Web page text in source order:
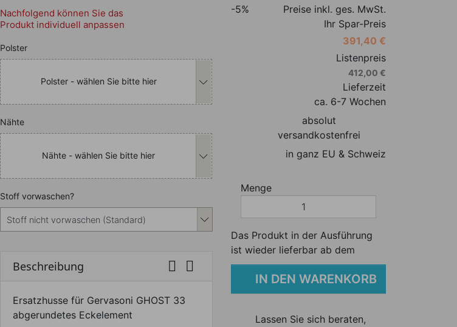
Nachfolgend können Sie das
Produkt individuell anpassen
Nachfolgend können Sie das Produkt individuell anpassen
Polster
Polster - wählen Sie bitte hier
Nachfolgend können Sie das Produkt individuell anpassen
Nähte
Nähte - wählen Sie bitte hier
Nachfolgend können Sie das Produkt individuell anpassen
Stoff vorwaschen?
Beschreibung  
Ersatzhusse für Gervasoni GHOST 33
abgerundetes Eckelement
-5%
Preise inkl. ges. MwSt.
Ihr Spar-Preis
391,40 €
Listenpreis
412,00 €
Lieferzeit
ca. 6-7 Wochen
absolut
versandkostenfrei
in ganz EU & Schweiz
Menge
Das Produkt in der Ausführung
ist wieder lieferbar ab dem
IN DEN WARENKORB
Lassen Sie sich beraten,